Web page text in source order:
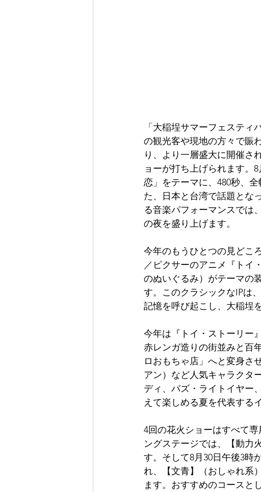
「大稲埕サマーフェスティ
の観光客や現地の方々で賑
り、より一層盛大に開催さ
ョーが打ち上げられます。
恋」をテーマに、480秒、
た、日本と台湾で話題とな
る音楽パフォーマンスでは
の夜を盛り上げます。
今年のもうひとつの見どこ
／ピクサーのアニメ『トイ
のぬいぐるみ）がテーマの
す。このクラシックなIPは
記憶を呼び起こし、大稲埕
今年は『トイ・ストーリー
赤レンガ造りの街並みと百
ロおもちゃ店」へと変身さ
アン）など人気キャラクタ
ディ、バズ・ライトイヤー
えて楽しめる夏を代表する
4回の花火ショーはすべて
ングステージでは、【動力
す。そして8月30日午後3時
れ、【文青】（おしゃれ系
ます。おすすめのコースと